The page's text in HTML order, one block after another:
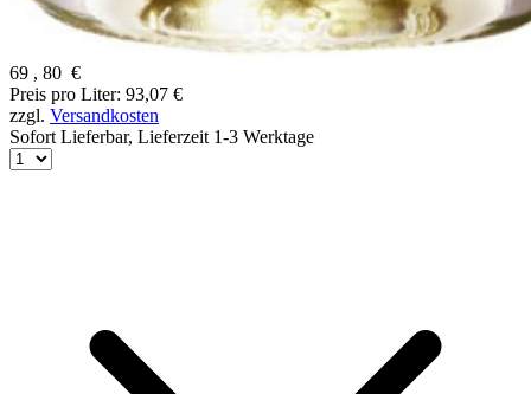
69 , 80 €
Preis pro Liter: 93,07 €
zzgl. Versandkosten
Sofort Lieferbar, Lieferzeit 1-3 Werktage